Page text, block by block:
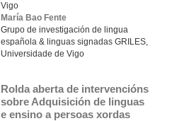
Vigo
María Bao Fente
Grupo de investigación de lingua
española & linguas signadas GRILES,
Universidade de Vigo
Rolda aberta de intervencións
sobre Adquisición de linguas
e ensino a persoas xordas